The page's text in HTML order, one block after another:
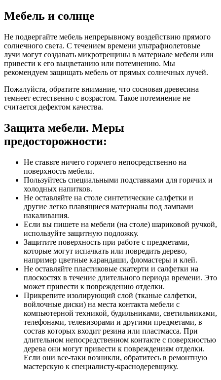
Мебель и солнце
Не подвергайте мебель непрерывному воздействию прямого
солнечного света. С течением времени ультрафиолетовые
лучи могут создавать микротрещины в материале мебели или
привести к его выцветанию или потемнению. Мы
рекомендуем защищать мебель от прямых солнечных лучей.
Пожалуйста, обратите внимание, что сосновая древесина
темнеет естественно с возрастом. Такое потемнение не
считается дефектом качества.
Защита мебели. Меры
предосторожности:
Не ставьте ничего горячего непосредственно на
поверхность мебели.
Пользуйтесь специальными подставками для горячих и
холодных напитков.
Не оставляйте на столе синтетические салфетки и
другие легко плавящиеся материалы под лампами
накаливания.
Если вы пишете на мебели (на столе) шариковой ручкой,
используйте защитную подложку.
Защитите поверхность при работе с предметами,
которые могут испачкать или повредить дерево,
например цветные карандаши, фломастеры и клей.
Не оставляйте пластиковые скатерти и салфетки на
плоскостях в течение длительного периода времени. Это
может привести к повреждению отделки.
Прикрепите изолирующий слой (тканые салфетки,
войлочные диски) на места контакта мебели с
компьютерной техникой, будильниками, светильниками,
телефонами, телевизорами и другими предметами, в
состав которых входит резина или пластмасса. При
длительном непосредственном контакте с поверхностью
дерева они могут привести к повреждениям отделки.
Если они все-таки возникли, обратитесь в ремонтную
мастерскую к специалисту-краснодеревщику.